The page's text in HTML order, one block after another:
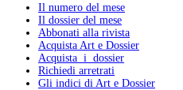
Il numero del mese
Il dossier del mese
Abbonati alla rivista
Acquista Art e Dossier
Acquista i dossier
Richiedi arretrati
Gli indici di Art e Dossier